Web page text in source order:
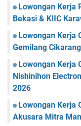
Lowongan Kerja
Bekasi & KIIC
Lowongan Kerja
Gemilang
Lowongan Kerja
Nishinihon
2026
Lowongan Kerja
Akusara Mitra